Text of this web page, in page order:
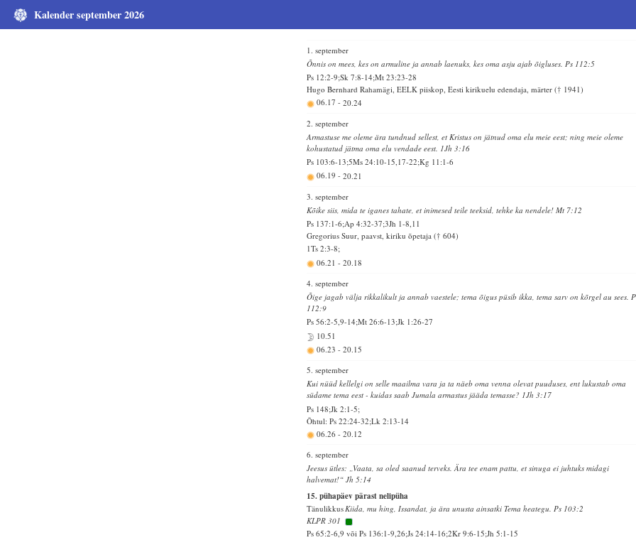
Kalender september 2026
1. september
Õnnis on mees, kes on armuline ja annab laenuks, kes oma asju ajab õigluses. Ps 112:5
Ps 12:2-9;Sk 7:8-14;Mt 23:23-28
Hugo Bernhard Rahamägi, EELK piiskop, Eesti kirikuelu edendaja, märter († 1941)
06.17-20.24
2. september
Armastuse me oleme ära tundnud sellest, et Kristus on jätnud oma elu meie eest; ning meie oleme
kohustatud jätma oma elu vendade eest. 1Jh 3:16
Ps 103:6-13;5Ms 24:10-15,17-22;Kg 11:1-6
06.19-20.21
3. september
Kõike siis, mida te iganes tahate, et inimesed teile teeksid, tehke ka nendele! Mt 7:12
Ps 137:1-6;Ap 4:32-37;3Jh 1-8,11
Gregorius Suur, paavst, kiriku õpetaja († 604)
1Ts 2:3-8;
06.21-20.18
4. september
Õige jagab välja rikkalikult ja annab vaestele; tema õigus püsib ikka, tema sarv on kõrgel au sees.
112:9
Ps 56:2-5,9-14;Mt 26:6-13;Jk 1:26-27
10.51
06.23-20.15
5. september
Kui nüüd kellelgi on selle maailma vara ja ta näeb oma venna olevat puuduses, ent lukustab oma
südame tema eest - kuidas saab Jumala armastus jääda temasse? 1Jh 3:17
Ps 148;Jk 2:1-5;
Õhtul: Ps 22:24-32;Lk 2:13-14
06.26-20.12
6. september
Jeesus ütles: „Vaata, sa oled saanud terveks. Ära tee enam pattu, et sinuga ei juhtuks midagi
halvemat!“ Jh 5:14
15. pühapäev pärast nelipüha
TänulikkusKiida, mu hing, Issandat, ja ära unusta ainsatki Tema heategu. Ps 103:2
KLPR 301
Ps 65:2-6,9 või Ps 136:1-9,26;Js 24:14-16;2Kr 9:6-15;Jh 5:1-15